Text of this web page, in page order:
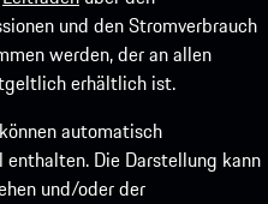
und den Stromverbrauch
werden, der an allen
erhältlich ist.
automatisch
Die Darstellung kann
und/oder der